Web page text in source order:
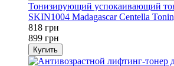
Тонизирующий успокаивающий
SKIN1004 Madagascar Centella
818 грн
899 грн
Купить